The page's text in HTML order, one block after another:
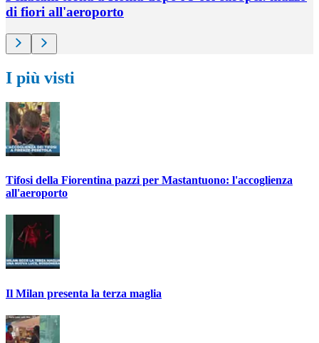
di fiori all'aeroporto
I più visti
Tifosi della Fiorentina pazzi per Mastantuono: l'accoglienza
all'aeroporto
Il Milan presenta la terza maglia